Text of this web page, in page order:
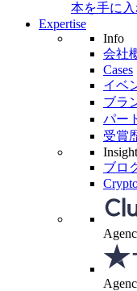
本を手に入
Expertise
Info
会社
Cases
イベ
ブラ
パー
受賞
ブロ